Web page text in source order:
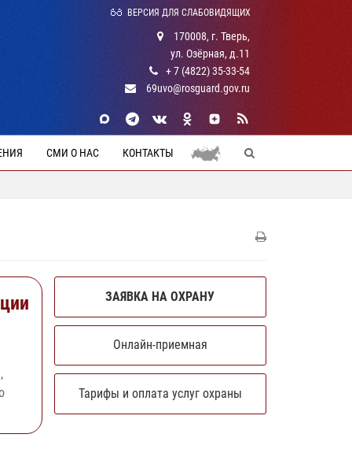
ВЕРСИЯ ДЛЯ СЛАБОВИДЯЩИХ
170008, г. Тверь,
ул. Озёрная, д.11
+ 7 (4822) 35-33-54
69uvo@rosguard.gov.ru
СМИ О НАС КОНТАКТЫ
ЗАЯВКА НА ОХРАНУ
Онлайн-приемная
Тарифы и оплата услуг охраны